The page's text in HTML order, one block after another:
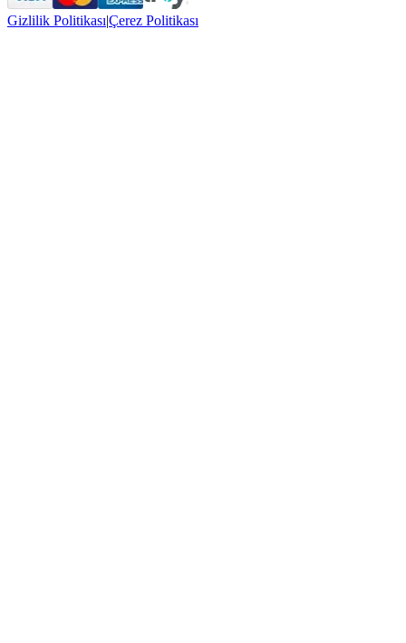
Gizlilik Politikası|Çerez Politikası